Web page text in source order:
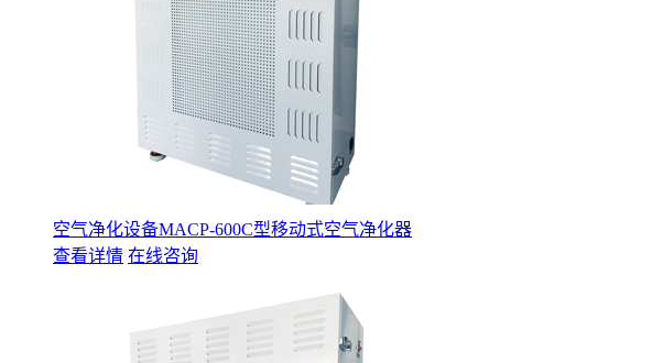
空气净化设备MACP-600C型移动式空气净化器
查看详情 在线咨询